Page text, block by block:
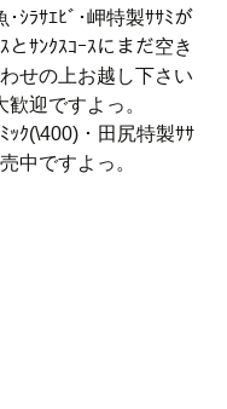
ｼﾗｻｴﾋﾞ･岬特製ｻｻﾐが
ｻﾝｸｽｺｰｽにまだ空き
せの上お越し下さい
迎ですよっ。
ｯｸ(\400)・田尻特製ｻｻ
中ですよっ。